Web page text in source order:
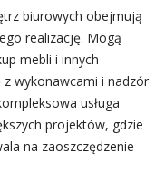
biurowych obejmują
realizację. Mogą
mebli i innych
wykonawcami i nadzór
usługa
projektów, gdzie
na zaoszczędzenie